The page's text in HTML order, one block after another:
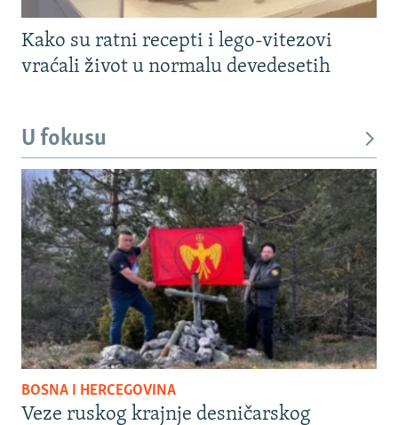
Kako su ratni recepti i lego-vitezovi
vraćali život u normalu devedesetih
U fokusu
BOSNA I HERCEGOVINA
Veze ruskog krajnje desničarskog